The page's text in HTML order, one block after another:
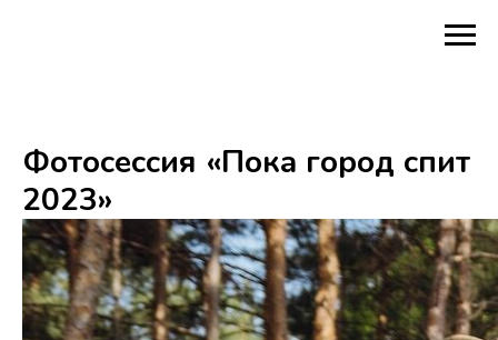
Фотосессия «Пока город спит
2023»